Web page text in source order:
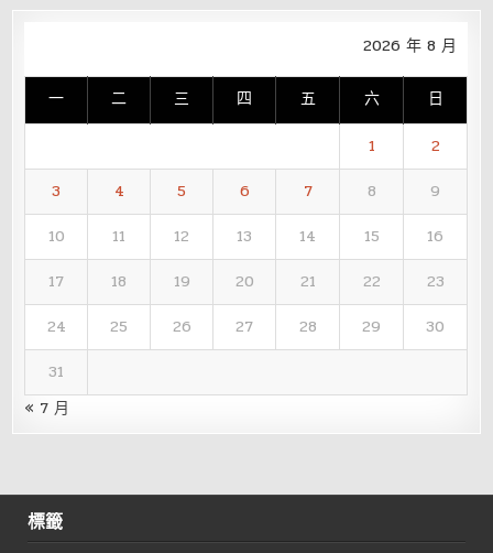
2026 年 8 月
一 二 三 四 五 六 日
1
2
3
4 5 6 7 8
9
10
11 12 13 14 15
16
17
18 19 20 21 22
23
24
25 26 27 28 29
30
31
« 7 月
標籤